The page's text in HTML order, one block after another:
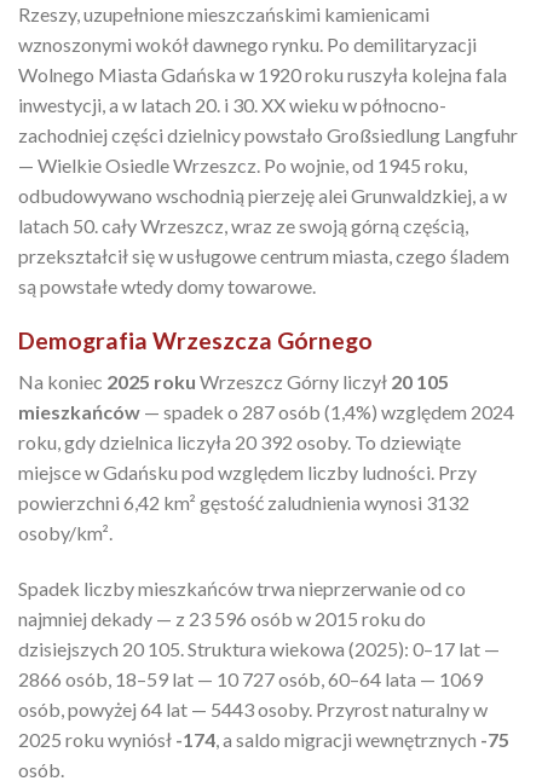
Rzeszy, uzupełnione mieszczańskimi kamienicami
wznoszonymi wokół dawnego rynku. Po demilitaryzacji
Wolnego Miasta Gdańska w 1920 roku ruszyła kolejna fala
inwestycji, a w latach 20. i 30. XX wieku w północno-
zachodniej części dzielnicy powstało Großsiedlung Langfuhr
— Wielkie Osiedle Wrzeszcz. Po wojnie, od 1945 roku,
odbudowywano wschodnią pierzeję alei Grunwaldzkiej, a w
latach 50. cały Wrzeszcz, wraz ze swoją górną częścią,
przekształcił się w usługowe centrum miasta, czego śladem
są powstałe wtedy domy towarowe.
Demografia Wrzeszcza Górnego
Na koniec 2025 roku Wrzeszcz Górny liczył 20 105
mieszkańców — spadek o 287 osób (1,4%) względem 2024
roku, gdy dzielnica liczyła 20 392 osoby. To dziewiąte
miejsce w Gdańsku pod względem liczby ludności. Przy
powierzchni 6,42 km² gęstość zaludnienia wynosi 3132
osoby/km².
Spadek liczby mieszkańców trwa nieprzerwanie od co
najmniej dekady — z 23 596 osób w 2015 roku do
dzisiejszych 20 105. Struktura wiekowa (2025): 0–17 lat —
2866 osób, 18–59 lat — 10 727 osób, 60–64 lata — 1069
osób, powyżej 64 lat — 5443 osoby. Przyrost naturalny w
2025 roku wyniósł -174, a saldo migracji wewnętrznych -75
osób.